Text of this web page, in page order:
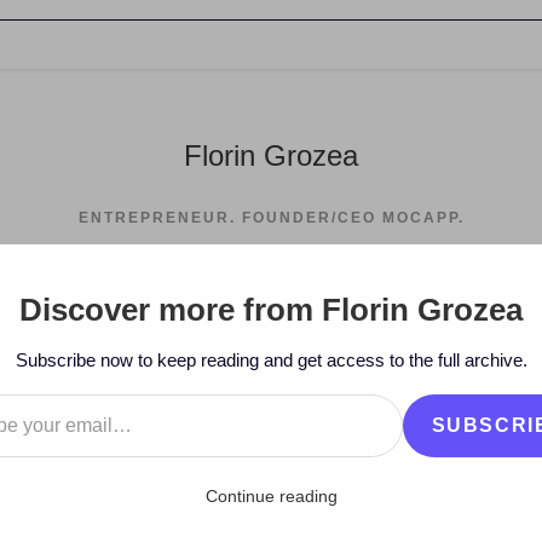
Florin Grozea
ENTREPRENEUR. FOUNDER/CEO MOCAPP.
>
pentru artisti
Discover more from Florin Grozea
Subscribe now to keep reading and get access to the full archive.
Continue reading